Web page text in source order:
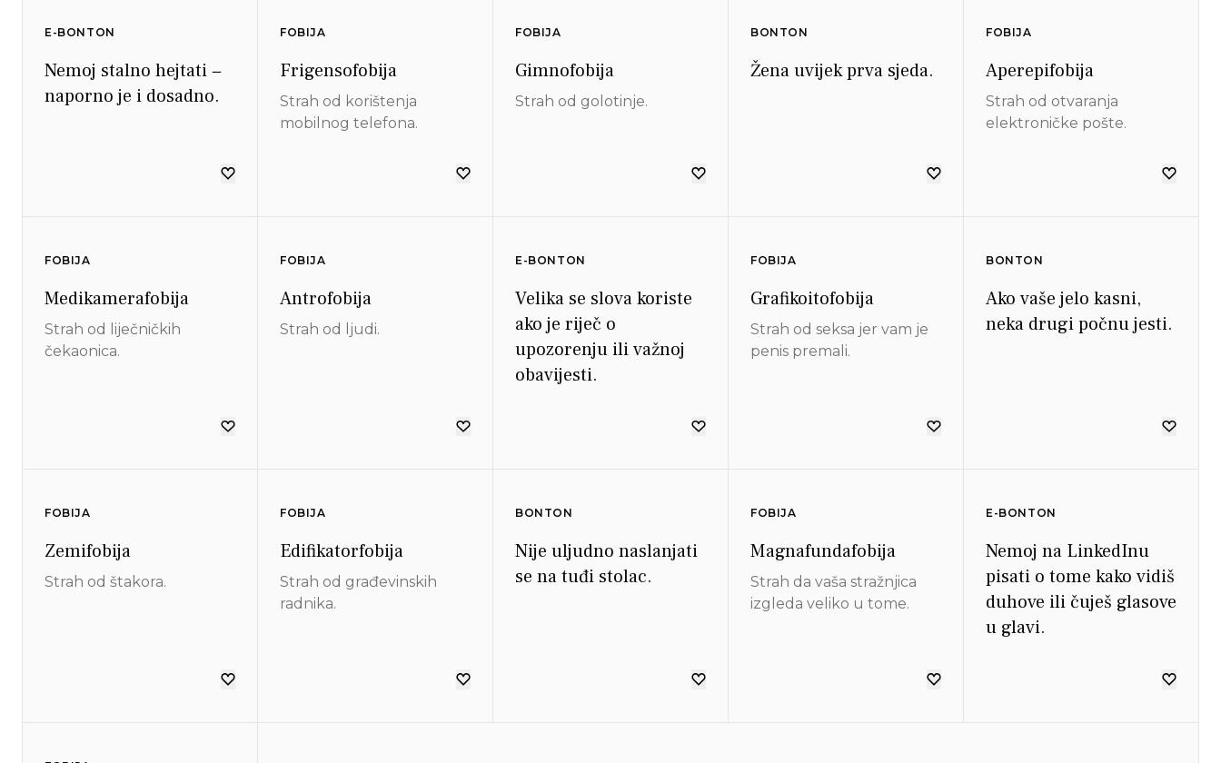
E-BONTON
Nemoj stalno hejtati −
naporno je i dosadno.
FOBIJA
Frigensofobija
Strah od korištenja
mobilnog telefona.
FOBIJA
Gimnofobija
Strah od golotinje.
BONTON
Žena uvijek prva sjeda.
FOBIJA
Aperepifobija
Strah od otvaranja
elektroničke pošte.
FOBIJA
Medikamerafobija
Strah od liječničkih
čekaonica.
FOBIJA
Antrofobija
Strah od ljudi.
E-BONTON
Velika se slova koriste
ako je riječ o
upozorenju ili važnoj
obavijesti.
FOBIJA
Grafikoitofobija
Strah od seksa jer vam je
penis premali.
BONTON
Ako vaše jelo kasni,
neka drugi počnu jesti.
FOBIJA
Zemifobija
Strah od štakora.
FOBIJA
Edifikatorfobija
Strah od građevinskih
radnika.
BONTON
Nije uljudno naslanjati
se na tuđi stolac.
FOBIJA
Magnafundafobija
Strah da vaša stražnjica
izgleda veliko u tome.
E-BONTON
Nemoj na LinkedInu
pisati o tome kako vidiš
duhove ili čuješ glasove
u glavi.